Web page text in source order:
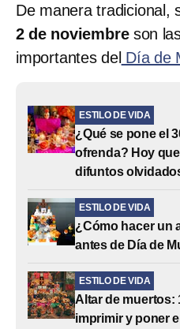
De manera tradicional,
2 de noviembreson
importantes del Día de
ESTILO DE VIDA
¿Qué se pone el
ofrenda? Hoy
difuntos
ESTILO DE VIDA
¿Cómo hacer un
antes de Día de
ESTILO DE VIDA
Altar de muertos:
imprimir y poner